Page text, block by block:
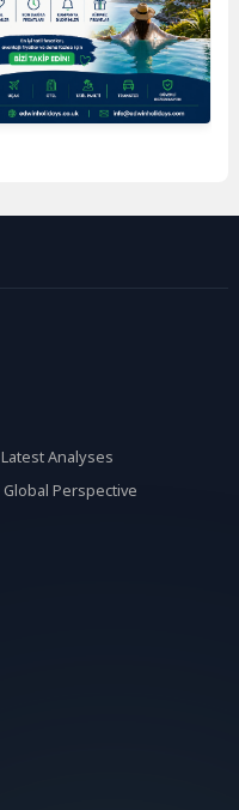
Latest Analyses
Global Perspective